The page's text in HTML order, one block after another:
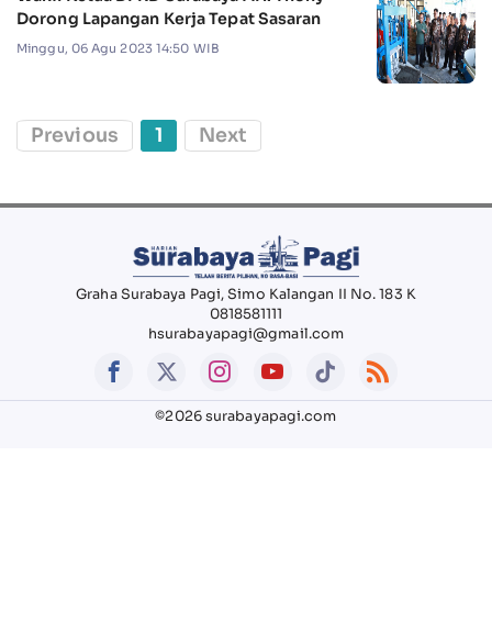
Dorong Lapangan Kerja Tepat Sasaran
Minggu, 06 Agu 2023 14:50 WIB
Previous 1 Next
Graha Surabaya Pagi, Simo Kalangan II No. 183 K
0818581111
hsurabayapagi@gmail.com
©2026 surabayapagi.com